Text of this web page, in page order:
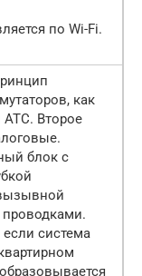
по Wi-Fi.
как
АТС. Второе
блок с
система